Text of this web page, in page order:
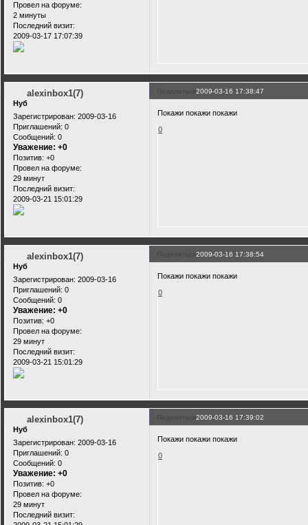
Провел на форуме:
2 минуты
Последний визит:
2009-03-17 17:07:39
Поделиться2009-03-16 17:38:47
alexinbox1(7)
Нуб
Зарегистрирован: 2009-03-16
Приглашений: 0
Сообщений: 0
Уважение: +0
Позитив: +0
Провел на форуме:
29 минут
Последний визит:
2009-03-21 15:01:29
Покажи покажи покажи
0
Поделиться2009-03-16 17:38:54
alexinbox1(7)
Нуб
Зарегистрирован: 2009-03-16
Приглашений: 0
Сообщений: 0
Уважение: +0
Позитив: +0
Провел на форуме:
29 минут
Последний визит:
2009-03-21 15:01:29
Покажи покажи покажи
0
Поделиться2009-03-16 17:39:02
alexinbox1(7)
Нуб
Зарегистрирован: 2009-03-16
Приглашений: 0
Сообщений: 0
Уважение: +0
Позитив: +0
Провел на форуме:
29 минут
Последний визит:
Покажи покажи покажи
0